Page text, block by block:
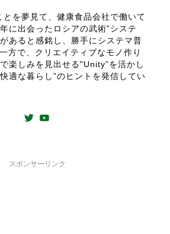
とを夢見て、健康食品会社で働いて
に出会ったロシアの武術”システ
あると感銘し、勝手にシステマ普
方で、クリエイティブなモノ作り
楽しみを見出せる"Unity”を活かし
適な暮らし”のヒントを発信してい
スポンサーリンク